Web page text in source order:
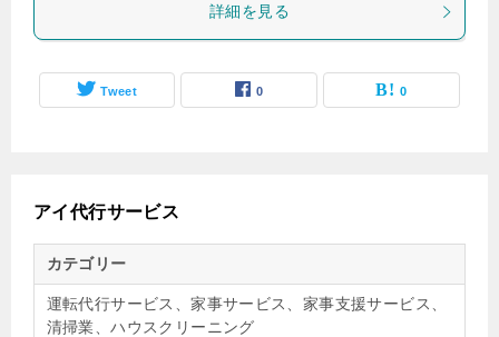
詳細を見る
Tweet 0 0
アイ代行サービス
カテゴリー
運転代行サービス、家事サービス、家事支援サービス、
清掃業、ハウスクリーニング